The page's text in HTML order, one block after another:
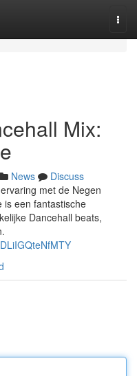
Mix:
News
Discuss
met de Negen
is een fantastische
Dancehall beats,